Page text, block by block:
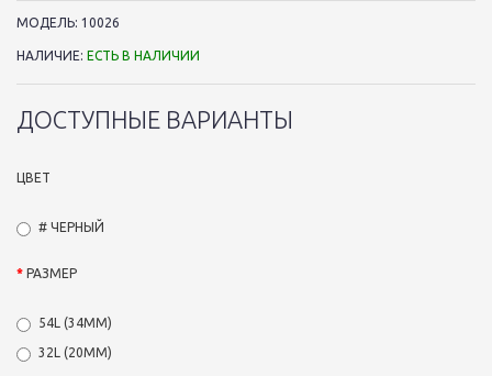
МОДЕЛЬ: 10026
НАЛИЧИЕ: ЕСТЬ В НАЛИЧИИ
ДОСТУПНЫЕ ВАРИАНТЫ
ЦВЕТ
# ЧЕРНЫЙ
РАЗМЕР
54L (34ММ)
32L (20ММ)